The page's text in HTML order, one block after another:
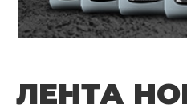
ЛЕНТА